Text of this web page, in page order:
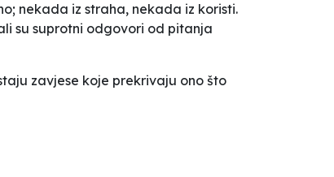
nekada iz straha, nekada iz koristi.
su suprotni odgovori od pitanja
zavjese koje prekrivaju ono što